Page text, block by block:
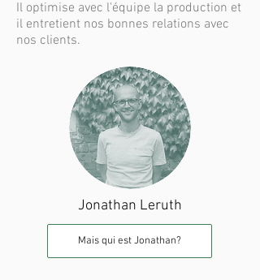
Il optimise avec l'équipe la production et
il entretient nos bonnes relations avec
nos clients.
Jonathan Leruth
Mais qui est Jonathan?